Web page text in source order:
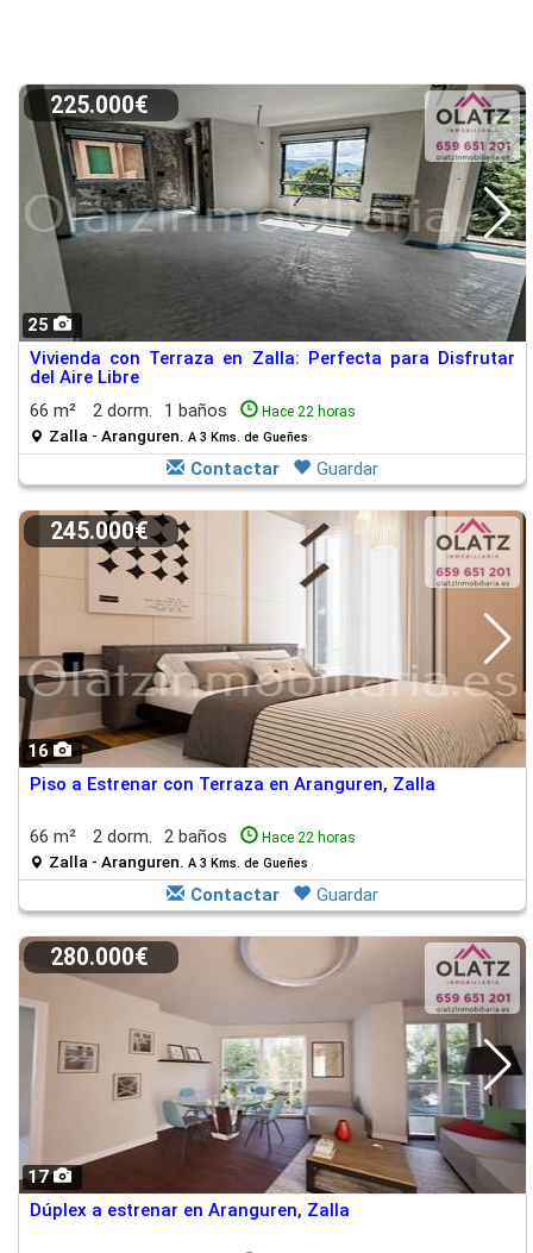
25
225.000€
Vivienda con Terraza en Zalla: Perfecta para Disfrutar
del Aire Libre
66 m²
2 dorm. 1 baños Hace 22 horas
Zalla - Aranguren. A 3 Kms. de Gueñes
Contactar Guardar
16
245.000€
Piso a Estrenar con Terraza en Aranguren, Zalla
66 m² 2 dorm. 2 baños Hace 22 horas
Zalla - Aranguren. A 3 Kms. de Gueñes
Contactar Guardar
17
280.000€
Dúplex a estrenar en Aranguren, Zalla